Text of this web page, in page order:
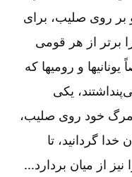
روی صلیب‌، برای
برتر از هر قومی
و رومیها که
یکی
مرگ خود روی صلیب‌،
گردانید، تا
از میان بردارد...